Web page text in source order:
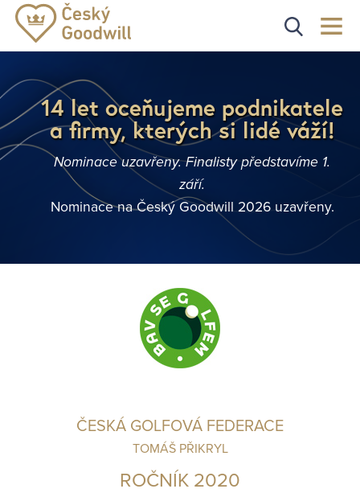
14 let oceňujeme podnikatele
a firmy, kterých si lidé váží!
Nominace uzavřeny. Finalisty představíme 1.
září.
Nominace na Český Goodwill 2026 uzavřeny.
ČESKÁ GOLFOVÁ FEDERACE
TOMÁŠ PŘIKRYL
ROČNÍK 2020